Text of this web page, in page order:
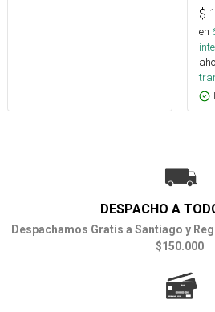
$
en
DESPACHO A
Despachamos Gratis a Santiago y
$150.000